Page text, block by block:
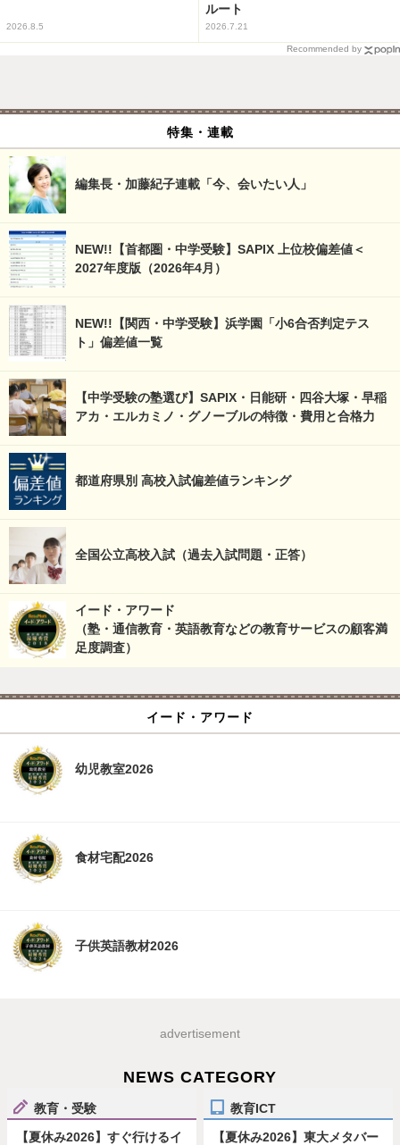
2026.8.5
ルート
2026.7.21
Recommended by
特集・連載
編集長・加藤紀子連載「今、会いたい人」
NEW!!【首都圏・中学受験】SAPIX 上位校偏差値＜
2027年度版（2026年4月）
NEW!!【関西・中学受験】浜学園「小6合否判定テス
ト」偏差値一覧
【中学受験の塾選び】SAPIX・日能研・四谷大塚・早稲
アカ・エルカミノ・グノーブルの特徴・費用と合格力
都道府県別 高校入試偏差値ランキング
全国公立高校入試（過去入試問題・正答）
イード・アワード
（塾・通信教育・英語教育などの教育サービスの顧客満
足度調査）
イード・アワード
幼児教室2026
食材宅配2026
子供英語教材2026
advertisement
NEWS CATEGORY
教育・受験
【夏休み2026】すぐ行けるイ
教育ICT
【夏休み2026】東大メタバー